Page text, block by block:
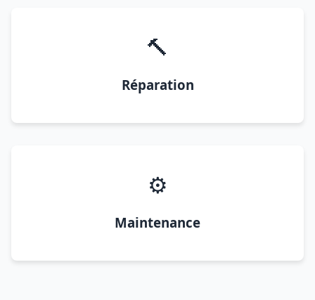
🔨
Réparation
⚙️
Maintenance